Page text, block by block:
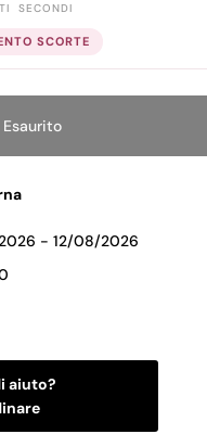
SECONDI
SCORTE
Esaurito
- 12/08/2026
aiuto?